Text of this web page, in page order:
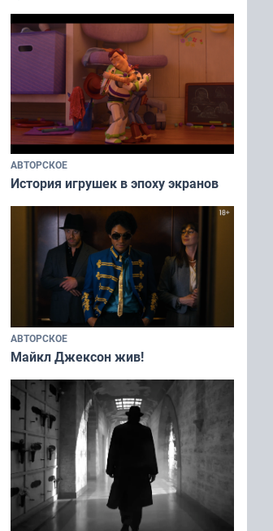
АВТОРСКОЕ
История игрушек в эпоху экранов
АВТОРСКОЕ
Майкл Джексон жив!